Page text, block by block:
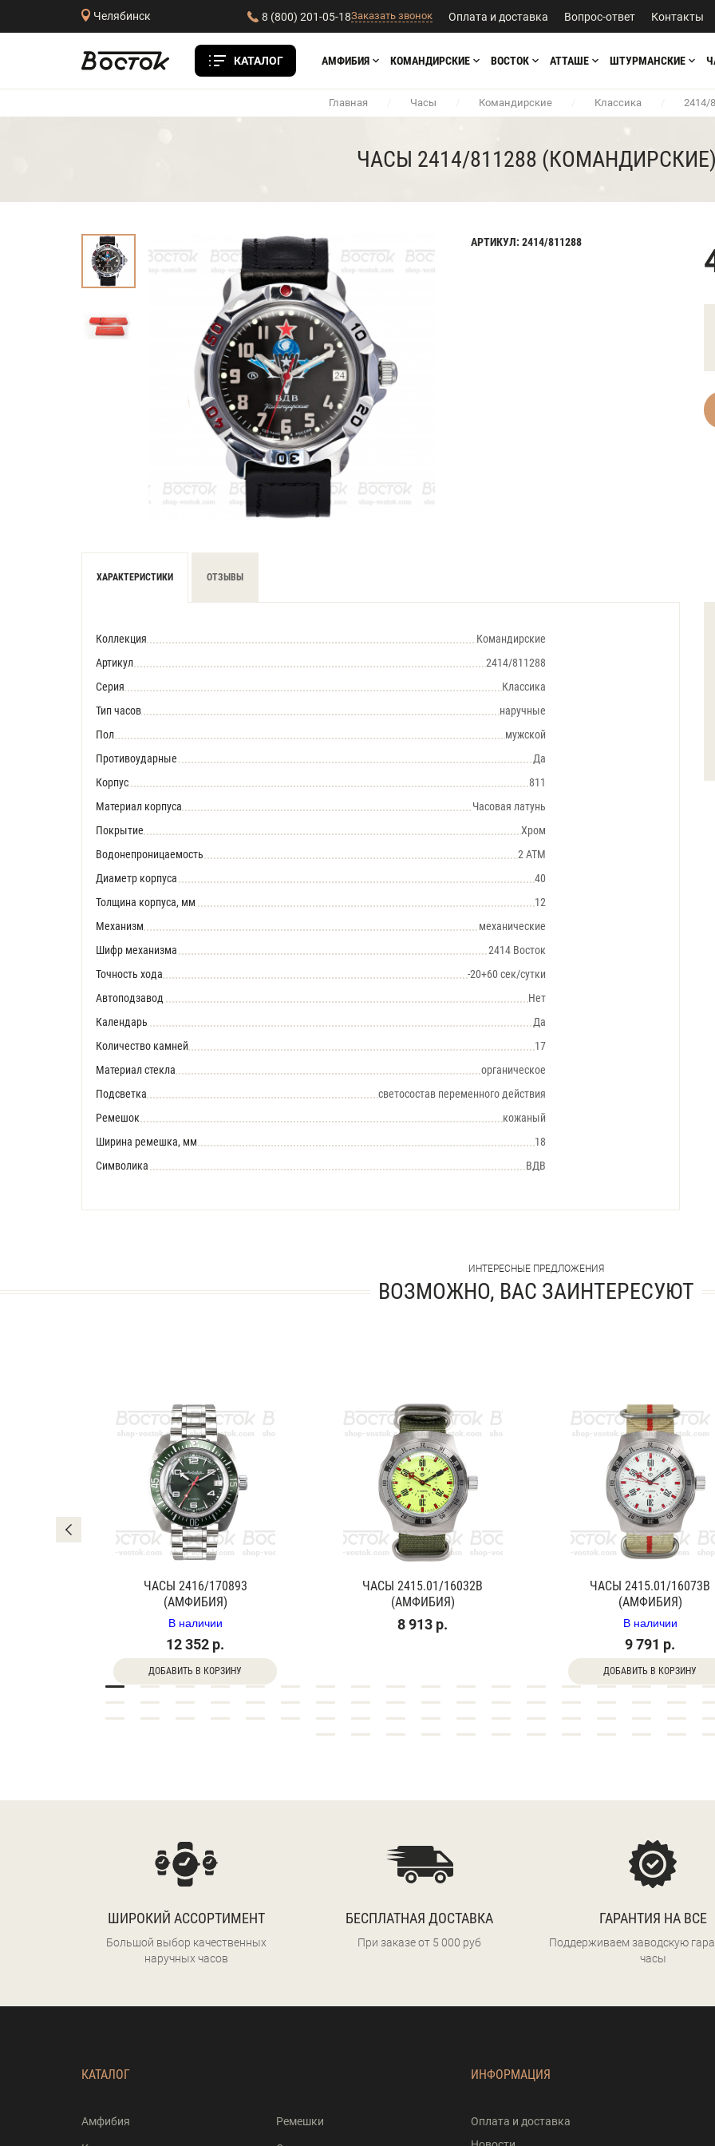
Челябинск 8 (800) 201-05-18Заказать звонок Оплата и доставка Вопрос-ответ Контакты
КАТАЛОГ АМФИБИЯ КОМАНДИРСКИЕ ВОСТОК АТТАШЕ ШТУРМАНСКИЕ
Главная / Часы / Командирские / Классика / 2414/
ЧАСЫ 2414/811288 (КОМАНДИРСКИЕ)
АРТИКУЛ: 2414/811288
ХАРАКТЕРИСТИКИ ОТЗЫВЫ
Коллекция
Командирские
Артикул
2414/811288
Серия
Классика
Тип часов
наручные
Пол
мужской
Противоударные
Да
Корпус
811
Материал корпуса
Часовая латунь
Покрытие
Хром
Водонепроницаемость
2 АТМ
Диаметр корпуса
40
Толщина корпуса, мм
12
Механизм
механические
Шифр механизма
2414 Восток
Точность хода
-20+60 сек/сутки
Автоподзавод
Нет
Календарь
Да
Количество камней
17
Материал стекла
органическое
Подсветка
светосостав переменного действия
Ремешок
кожаный
Ширина ремешка, мм
18
Символика
ВДВ
ИНТЕРЕСНЫЕ ПРЕДЛОЖЕНИЯ
ВОЗМОЖНО, ВАС ЗАИНТЕРЕСУЮТ
ЧАСЫ 2416/170893
(АМФИБИЯ)
В наличии
12 352 р.
ДОБАВИТЬ В КОРЗИНУ
ЧАСЫ 2415.01/16032В
(АМФИБИЯ)
8 913 р.
ЧАСЫ 2415.01/16073В
(АМФИБИЯ)
В наличии
9 791 р.
ДОБАВИТЬ В КОРЗИНУ
ШИРОКИЙ АССОРТИМЕНТ
Большой выбор качественных
наручных часов
БЕСПЛАТНАЯ ДОСТАВКА
При заказе от 5 000 руб
ГАРАНТИЯ НА ВСЕ
Поддерживаем заводскую
часы
КАТАЛОГ
Амфибия Ремешки
ИНФОРМАЦИЯ
Оплата и доставка